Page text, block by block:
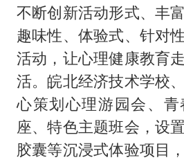
不断创新活动形式、丰
趣味性、体验式、针对
活动，让心理健康教育
活。皖北经济技术学校
心策划心理游园会、
座、特色主题班会，设
胶囊等沉浸式体验项目